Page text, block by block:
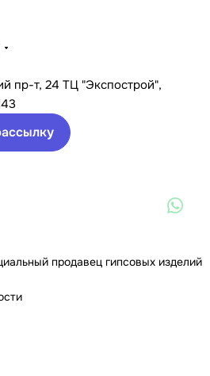
пр-т, 24 ТЦ "Экспострой",
продавец гипсовых изделий